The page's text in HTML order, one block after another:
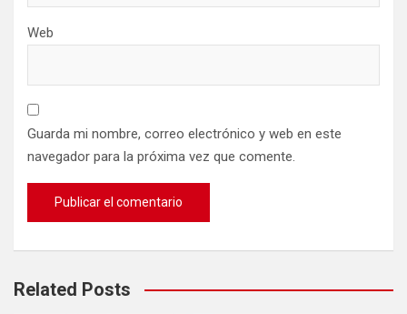
Web
Guarda mi nombre, correo electrónico y web en este
navegador para la próxima vez que comente.
Related Posts